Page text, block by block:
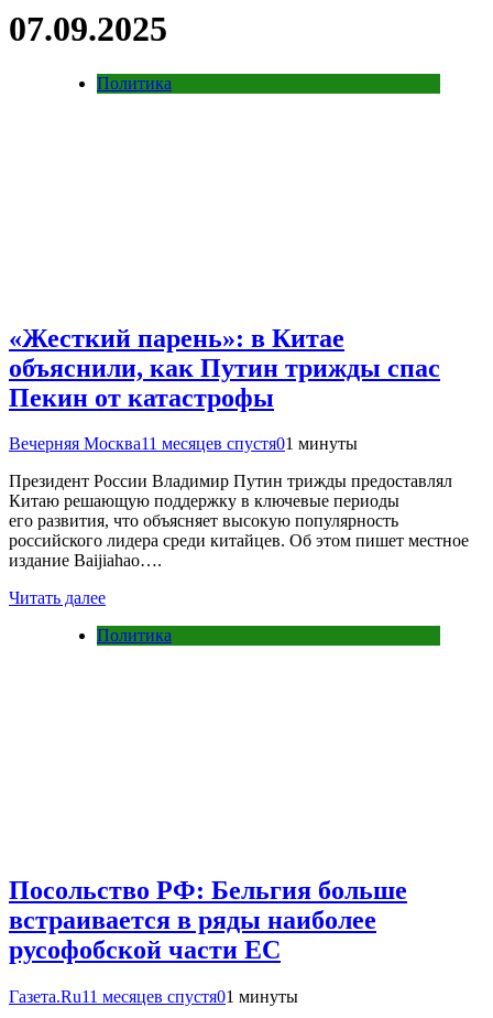
07.09.2025
Политика
«Жесткий парень»: в Китае
объяснили, как Путин трижды спас
Пекин от катастрофы
Вечерняя Москва11 месяцев спустя01 минуты
Президент России Владимир Путин трижды предоставлял
Китаю решающую поддержку в ключевые периоды
его развития, что объясняет высокую популярность
российского лидера среди китайцев. Об этом пишет местное
издание Baijiahao….
Читать далее
Политика
Посольство РФ: Бельгия больше
встраивается в ряды наиболее
русофобской части ЕС
Газета.Ru11 месяцев спустя01 минуты